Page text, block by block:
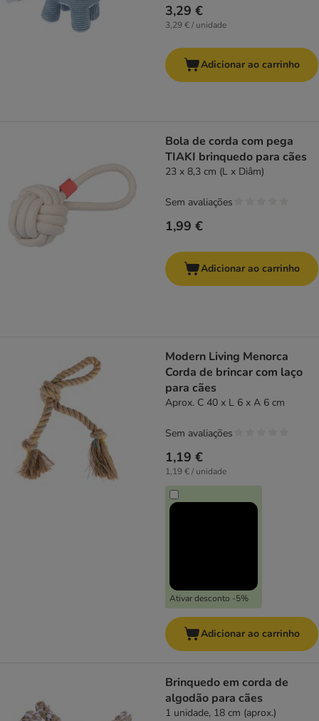
3,29 €
3,29 € / unidade
Adicionar ao carrinho
Bola de corda com pega
TIAKI brinquedo para cães
23 x 8,3 cm (L x Diâm)
1,99 €
Sem avaliações
Adicionar ao carrinho
Modern Living Menorca
Corda de brincar com laço
para cães
Aprox. C 40 x L 6 x A 6 cm
1,19 €
1,19 € / unidade
Ativar desconto -5%
Sem avaliações
Adicionar ao carrinho
Brinquedo em corda de
algodão para cães
1 unidade, 18 cm (aprox.)